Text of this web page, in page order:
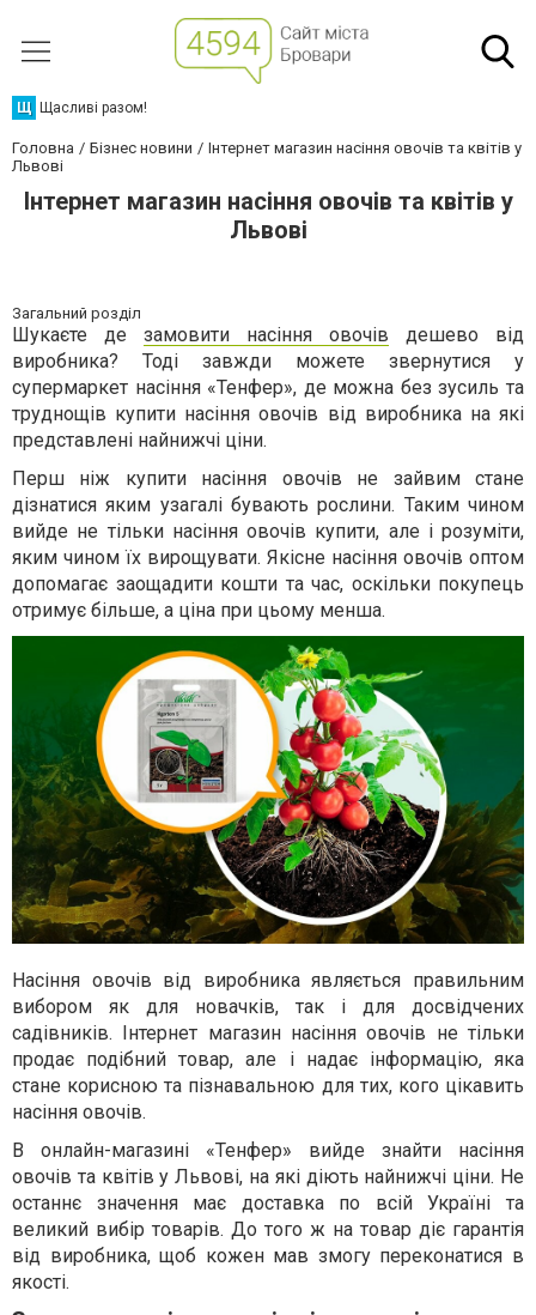
Щ Щасливі разом!
Головна Бізнес новини
Інтернет магазин насіння овочів та квітів у
Львові
Інтернет магазин насіння овочів та квітів у
Львові
Загальний розділ
Шукаєте де замовити насіння овочів дешево від
виробника? Тоді завжди можете звернутися у
супермаркет насіння «Тенфер», де можна без зусиль та
труднощів купити насіння овочів від виробника на які
представлені найнижчі ціни.
Перш ніж купити насіння овочів не зайвим стане
дізнатися яким узагалі бувають рослини. Таким чином
вийде не тільки насіння овочів купити, але і розуміти,
яким чином їх вирощувати. Якісне насіння овочів оптом
допомагає заощадити кошти та час, оскільки покупець
отримує більше, а ціна при цьому менша.
Насіння овочів від виробника являється правильним
вибором як для новачків, так і для досвідчених
садівників. Інтернет магазин насіння овочів не тільки
продає подібний товар, але і надає інформацію, яка
стане корисною та пізнавальною для тих, кого цікавить
насіння овочів.
В онлайн-магазині «Тенфер» вийде знайти насіння
овочів та квітів у Львові, на які діють найнижчі ціни. Не
останнє значення має доставка по всій Україні та
великий вибір товарів. До того ж на товар діє гарантія
від виробника, щоб кожен мав змогу переконатися в
якості.